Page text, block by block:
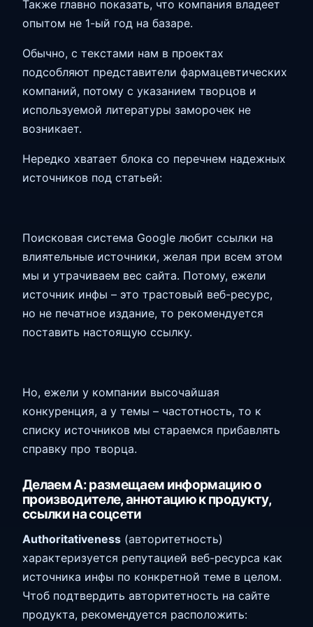
Также главно показать, что компания владеет
опытом не 1-ый год на базаре.
Обычно, с текстами нам в проектах
подсобляют представители фармацевтических
компаний, потому с указанием творцов и
используемой литературы заморочек не
возникает.
Нередко хватает блока со перечнем надежных
источников под статьей:
Поисковая система Google любит ссылки на
влиятельные источники, желая при всем этом
мы и утрачиваем вес сайта. Потому, ежели
источник инфы – это трастовый веб-ресурс,
но не печатное издание, то рекомендуется
поставить настоящую ссылку.
Но, ежели у компании высочайшая
конкуренция, а у темы – частотность, то к
списку источников мы стараемся прибавлять
справку про творца.
Делаем А: размещаем информацию о
производителе, аннотацию к продукту,
ссылки на соцсети
Authoritativeness (авторитетность)
характеризуется репутацией веб-ресурса как
источника инфы по конкретной теме в целом.
Чтоб подтвердить авторитетность на сайте
продукта, рекомендуется расположить: